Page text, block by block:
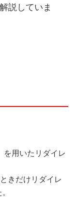
説していま
を用いたリダイレ
きだけリダイレ